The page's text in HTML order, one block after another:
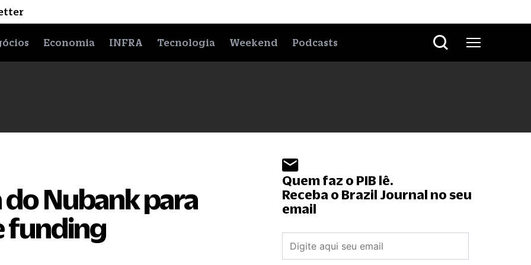
Economia INFRA Tecnologia Weekend Podcasts
Nubank para
funding
Quem faz o PIB lê.
Receba o Brazil Journal no seu
email